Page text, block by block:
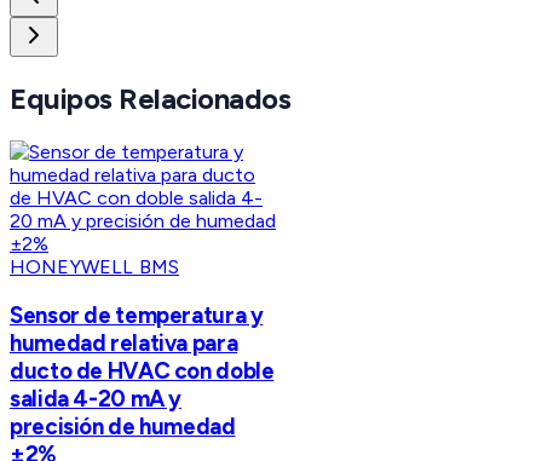
Equipos Relacionados
HONEYWELL BMS
Sensor de temperatura y
humedad relativa para
ducto de HVAC con doble
salida 4-20 mA y
precisión de humedad
±2%